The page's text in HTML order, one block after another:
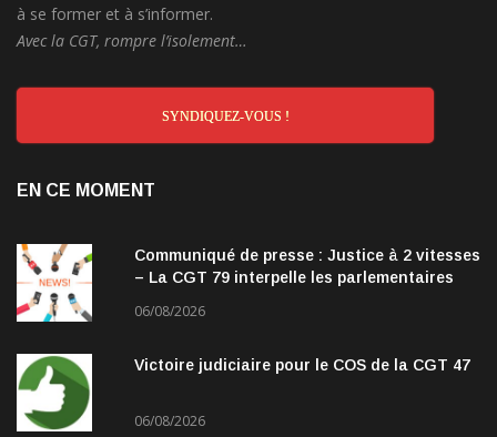
à se former et à s’informer.
Avec la CGT, rompre l’isolement…
SYNDIQUEZ-VOUS !
EN CE MOMENT
Communiqué de presse : Justice à 2 vitesses
– La CGT 79 interpelle les parlementaires
06/08/2026
Victoire judiciaire pour le COS de la CGT 47
06/08/2026